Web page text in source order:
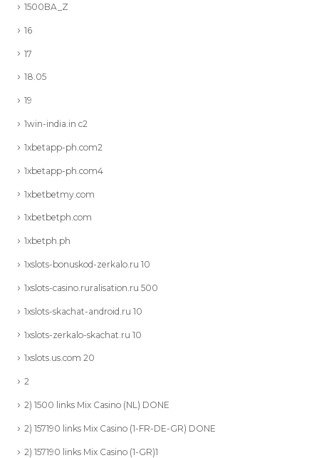
1500BA_Z
16
17
18.05
19
1win-india.in c2
1xbetapp-ph.com2
1xbetapp-ph.com4
1xbetbetmy.com
1xbetbetph.com
1xbetph.ph
1xslots-bonuskod-zerkalo.ru 10
1xslots-casino.ruralisation.ru 500
1xslots-skachat-android.ru 10
1xslots-zerkalo-skachat.ru 10
1xslots.us.com 20
2
2) 1500 links Mix Casino (NL) DONE
2) 157190 links Mix Casino (1-FR-DE-GR) DONE
2) 157190 links Mix Casino (1-GR)1